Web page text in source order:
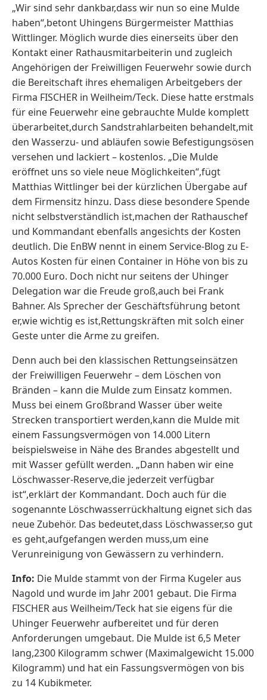
„Wir sind sehr dankbar,dass wir nun so eine Mulde
haben“,betont Uhingens Bürgermeister Matthias
Wittlinger. Möglich wurde dies einerseits über den
Kontakt einer Rathausmitarbeiterin und zugleich
Angehörigen der Freiwilligen Feuerwehr sowie durch
die Bereitschaft ihres ehemaligen Arbeitgebers der
Firma FISCHER in Weilheim/Teck. Diese hatte erstmals
für eine Feuerwehr eine gebrauchte Mulde komplett
überarbeitet,durch Sandstrahlarbeiten behandelt,mit
den Wasserzu- und abläufen sowie Befestigungsösen
versehen und lackiert – kostenlos. „Die Mulde
eröffnet uns so viele neue Möglichkeiten“,fügt
Matthias Wittlinger bei der kürzlichen Übergabe auf
dem Firmensitz hinzu. Dass diese besondere Spende
nicht selbstverständlich ist,machen der Rathauschef
und Kommandant ebenfalls angesichts der Kosten
deutlich. Die EnBW nennt in einem Service-Blog zu E-
Autos Kosten für einen Container in Höhe von bis zu
70.000 Euro. Doch nicht nur seitens der Uhinger
Delegation war die Freude groß,auch bei Frank
Bahner. Als Sprecher der Geschäftsführung betont
er,wie wichtig es ist,Rettungskräften mit solch einer
Geste unter die Arme zu greifen.
Denn auch bei den klassischen Rettungseinsätzen
der Freiwilligen Feuerwehr – dem Löschen von
Bränden – kann die Mulde zum Einsatz kommen.
Muss bei einem Großbrand Wasser über weite
Strecken transportiert werden,kann die Mulde mit
einem Fassungsvermögen von 14.000 Litern
beispielsweise in Nähe des Brandes abgestellt und
mit Wasser gefüllt werden. „Dann haben wir eine
Löschwasser-Reserve,die jederzeit verfügbar
ist“,erklärt der Kommandant. Doch auch für die
sogenannte Löschwasserrückhaltung eignet sich das
neue Zubehör. Das bedeutet,dass Löschwasser,so gut
es geht,aufgefangen werden muss,um eine
Verunreinigung von Gewässern zu verhindern.
Info: Die Mulde stammt von der Firma Kugeler aus
Nagold und wurde im Jahr 2001 gebaut. Die Firma
FISCHER aus Weilheim/Teck hat sie eigens für die
Uhinger Feuerwehr aufbereitet und für deren
Anforderungen umgebaut. Die Mulde ist 6,5 Meter
lang,2300 Kilogramm schwer (Maximalgewicht 15.000
Kilogramm) und hat ein Fassungsvermögen von bis
zu 14 Kubikmeter.